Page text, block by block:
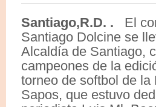
Santiago,R.D. . El
Santiago Dolcine se
Alcaldía de Santiago,
campeones de la
torneo de softbol de la
Sapos, que estuvo